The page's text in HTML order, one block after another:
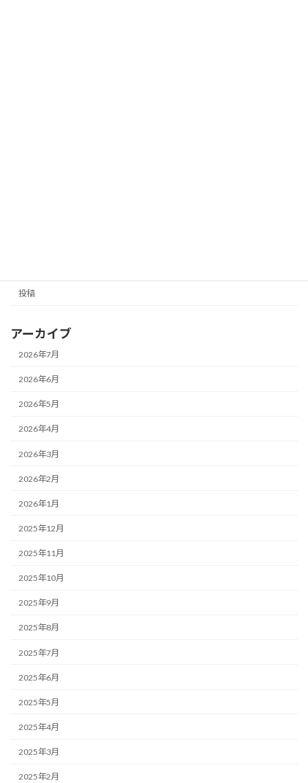
投稿
アーカイブ
2026年7月
2026年6月
2026年5月
2026年4月
2026年3月
2026年2月
2026年1月
2025年12月
2025年11月
2025年10月
2025年9月
2025年8月
2025年7月
2025年6月
2025年5月
2025年4月
2025年3月
2025年2月